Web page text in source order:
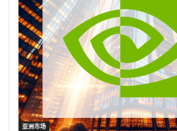
亚洲市场